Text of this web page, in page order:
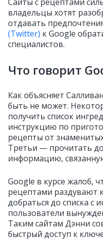
владельцы хотят
отдавать
(Twitter) к Google
специалистов.
Что говорит
Как объясняет
быть не может.
получить список
инструкцию по
рецепты от
Третьи — прочитать
информацию,
Google в курсе жалоб,
рецептами раздувают
добраться до списка с
пользователи
Таким сайтам Дэнни
быстрый доступ к